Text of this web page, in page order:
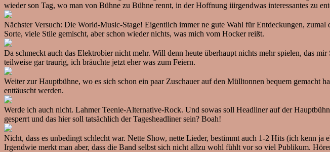
wieder son Tag, wo man von Bühne zu Bühne rennt, in der Hoffnung iiirgendwas interessantes zu
Nächster Versuch: Die World-Music-Stage! Eigentlich immer ne gute Wahl für Entdeckungen,
Sorte, viele Stile gemischt, aber schon wieder nichts, was mich vom Hocker reißt.
Da schmeckt auch das Elektrobier nicht mehr. Will denn heute überhaupt nichts mehr spielen, das
teilweise gar traurig, ich bräuchte jetzt eher was zum Feiern.
Weiter zur Hauptbühne, wo es sich schon ein paar Zuschauer auf den Mülltonnen bequem gemacht
enttäuscht werden.
Werde ich auch nicht. Lahmer Teenie-Alternative-Rock. Und sowas soll Headliner auf der
gesperrt und das hier soll tatsächlich der Tagesheadliner sein? Boah!
Nicht, dass es unbedingt schlecht war. Nette Show, nette Lieder, bestimmt auch 1-2 Hits (ich kenn
Irgendwie merkt man aber, dass die Band selbst sich nicht allzu wohl fühlt vor so viel Publikum.